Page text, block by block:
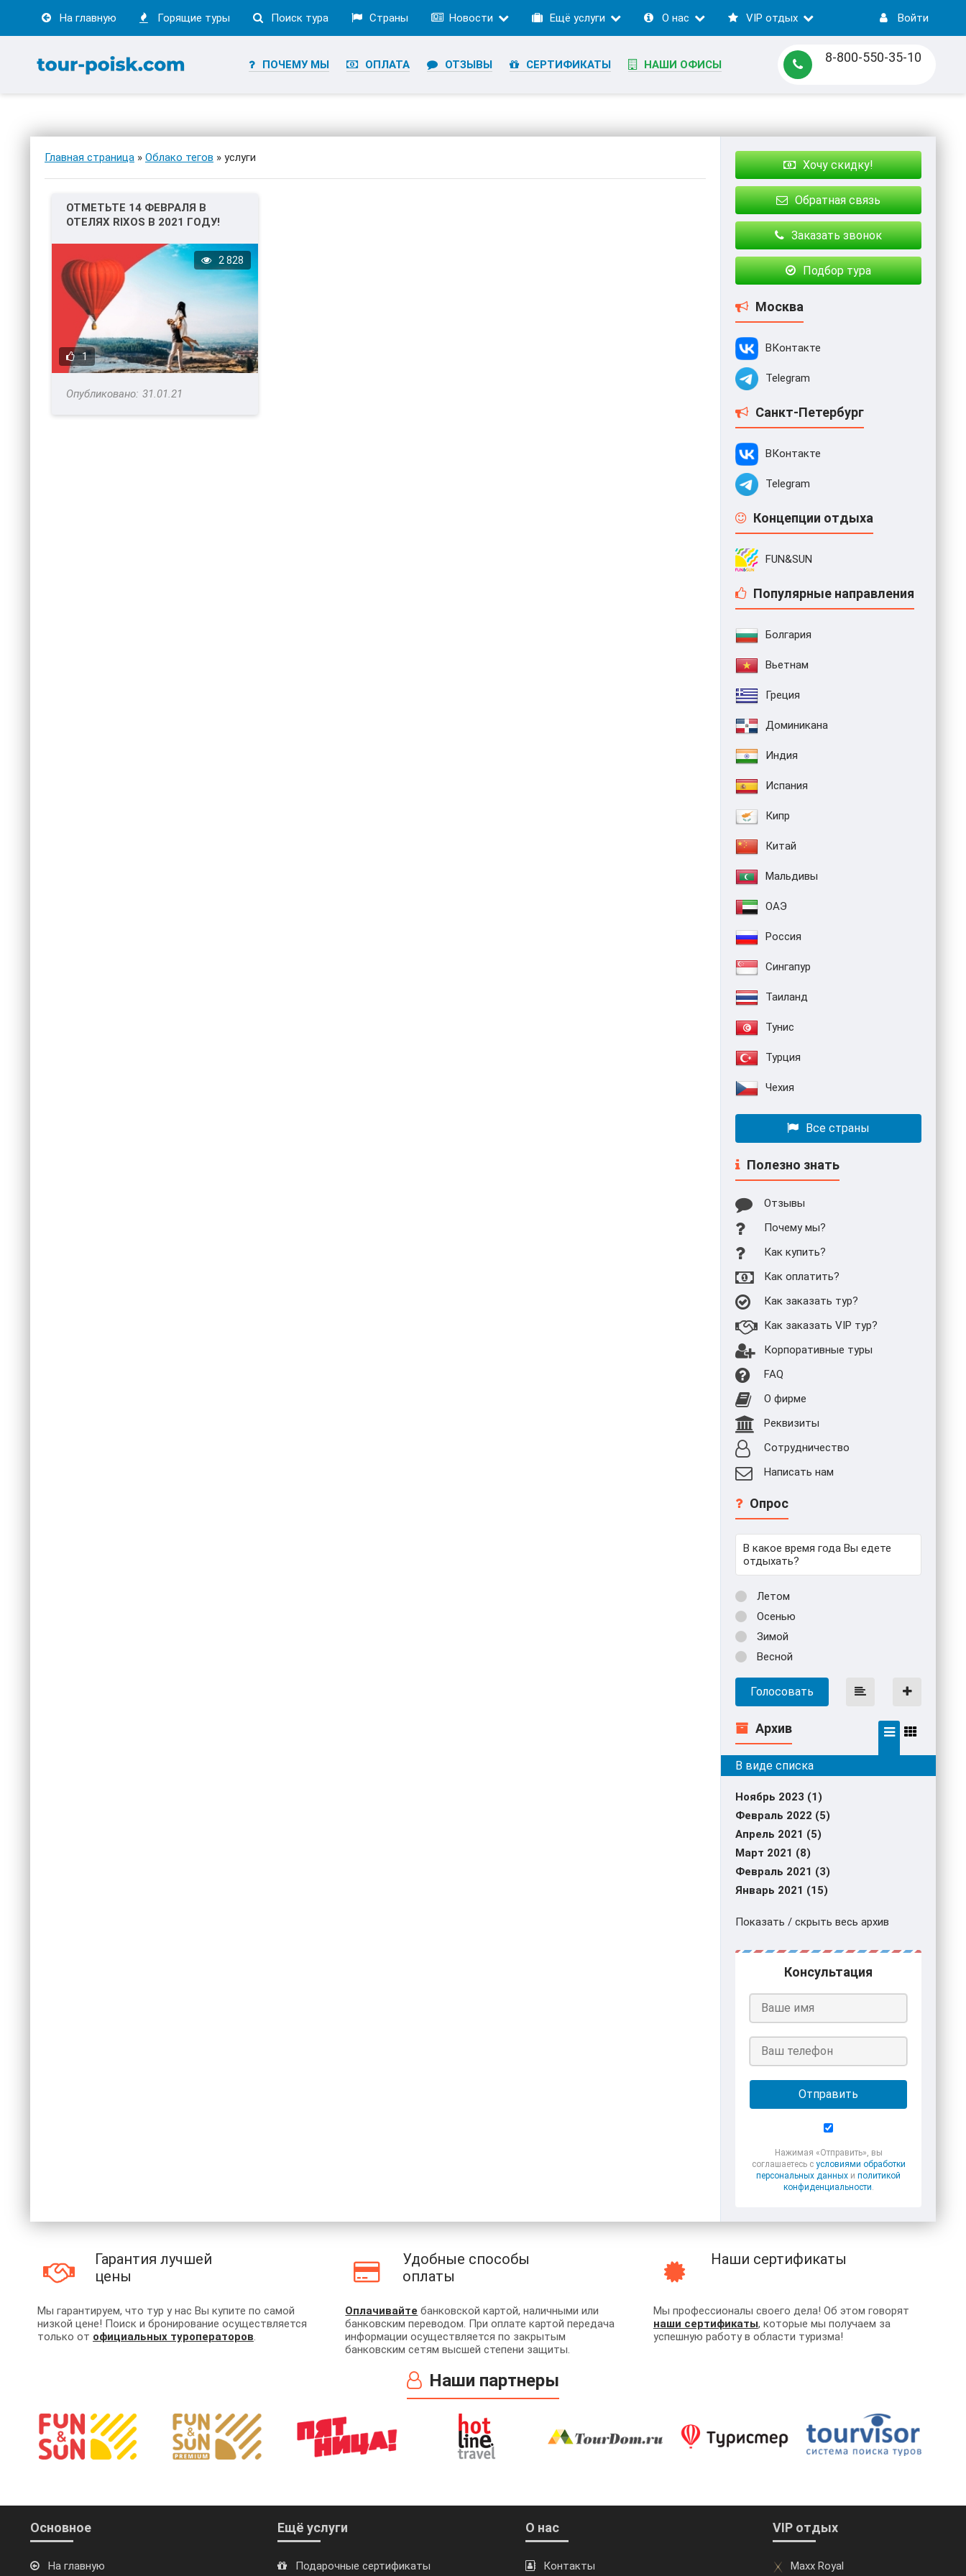
На главную Горящие туры Поиск тура Страны Новости Ещё услуги О нас VIP отдых Войти
ПОЧЕМУ МЫ ОПЛАТА ОТЗЫВЫ СЕРТИФИКАТЫ НАШИ ОФИСЫ 8-800-550-35-10
Главная страница » Облако тегов » услуги
ОТМЕТЬТЕ 14 ФЕВРАЛЯ В
ОТЕЛЯХ RIXOS В 2021 ГОДУ!
1
2 828
31.01.21
Хочу скидку!
Обратная связь
Заказать звонок
Подбор тура
Москва
ВКонтакте
Telegram
Санкт-Петербург
ВКонтакте
Telegram
Концепции отдыха
FUN&SUN
Популярные направления
Болгария
Вьетнам
Греция
Доминикана
Индия
Испания
Кипр
Китай
Мальдивы
ОАЭ
Россия
Сингапур
Таиланд
Тунис
Турция
Чехия
Все страны
Полезно знать
Отзывы
Почему мы?
Как купить?
Как оплатить?
Как заказать тур?
Как заказать VIP тур?
Корпоративные туры
FAQ
О фирме
Реквизиты
Сотрудничество
Написать нам
Опрос
В какое время года Вы едете
отдыхать?
Летом
Осенью
Зимой
Весной
Голосовать
Архив
Ноябрь 2023 (1)
Февраль 2022 (5)
Апрель 2021 (5)
Март 2021 (8)
Февраль 2021 (3)
Январь 2021 (15)
Показать / скрыть весь архив
Консультация
Отправить
Нажимая «Отправить», вы
соглашаетесь с условиями обработки
персональных данных и политикой
конфиденциальности.
Гарантия лучшей
цены
Мы гарантируем, что тур у нас Вы купите по самой
низкой цене! Поиск и бронирование осуществляется
только от официальных туроператоров.
Удобные способы
оплаты
Оплачивайте банковской картой, наличными или
банковским переводом. При оплате картой передача
информации осуществляется по закрытым
банковским сетям высшей степени защиты.
Наши сертификаты
Мы профессионалы своего дела! Об этом говорят
наши сертификаты, которые мы получаем за
успешную работу в области туризма!
Наши партнеры
Основное
На главную
Ещё услуги
Подарочные сертификаты
О нас
Контакты
VIP отдых
Maxx Royal